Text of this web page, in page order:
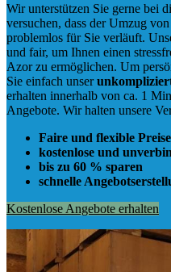
Wir unterstützen Sie gerne bei
versuchen, dass der Umzug
problemlos für Sie verläuft.
und fair, um Ihnen einen
Azor zu ermöglichen. Um
Sie einfach unser
erhalten innerhalb von ca. 1
Angebote. Wir halten unsere
Faire und flexible Preise
kostenlose und
bis zu 60 % sparen
schnelle
Kostenlose Angebote erhalten